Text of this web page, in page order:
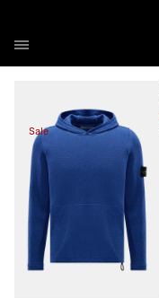
Sale